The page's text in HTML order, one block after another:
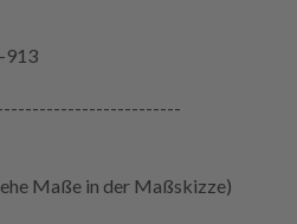
913
Maße in der Maßskizze)